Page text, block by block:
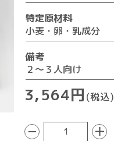
特定原材料
小麦・卵・乳成分
備考
２～３人向け
3,564円 (税込)
− ＋